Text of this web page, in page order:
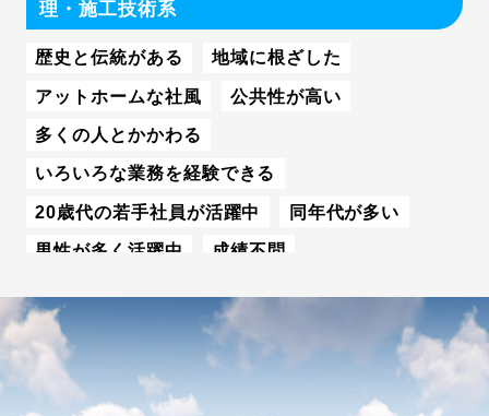
理・施工技術系
歴史と伝統がある 地域に根ざした
アットホームな社風 公共性が高い
多くの人とかかわる
いろいろな業務を経験できる
20歳代の若手社員が活躍中 同年代が多い
男性が多く活躍中 成績不問
にぎやかな職場 U・Iターン学生歓迎
体育会系学生積極採用
資格取得をバックアップ